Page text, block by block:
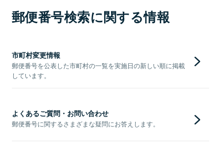
郵便番号検索に関する情報
市町村変更情報
郵便番号を公表した市町村の一覧を実施日の新しい順に掲載
しています。
よくあるご質問・お問い合わせ
郵便番号に関するさまざまな疑問にお答えします。